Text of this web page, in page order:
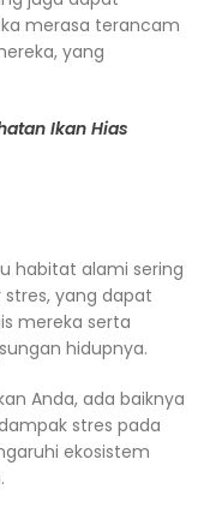
merasa terancam
yang
Ikan Hias
habitat alami sering
yang dapat
mereka serta
hidupnya.
Anda, ada baiknya
stres pada
ekosistem